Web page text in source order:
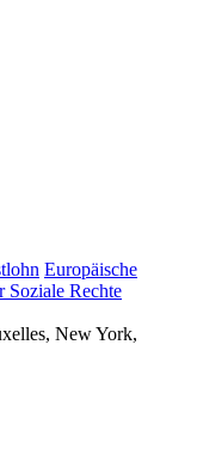
Europäische
Soziale Rechte
New York,